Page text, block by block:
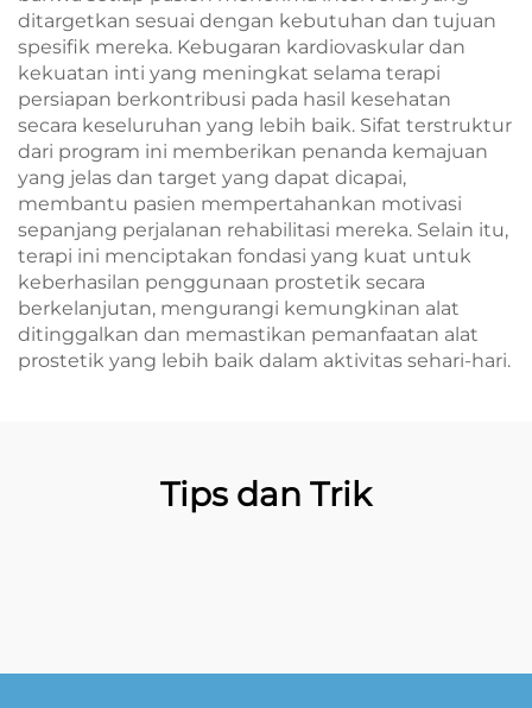
ditargetkan sesuai dengan kebutuhan dan tujuan
spesifik mereka. Kebugaran kardiovaskular dan
kekuatan inti yang meningkat selama terapi
persiapan berkontribusi pada hasil kesehatan
secara keseluruhan yang lebih baik. Sifat terstruktur
dari program ini memberikan penanda kemajuan
yang jelas dan target yang dapat dicapai,
membantu pasien mempertahankan motivasi
sepanjang perjalanan rehabilitasi mereka. Selain itu,
terapi ini menciptakan fondasi yang kuat untuk
keberhasilan penggunaan prostetik secara
berkelanjutan, mengurangi kemungkinan alat
ditinggalkan dan memastikan pemanfaatan alat
prostetik yang lebih baik dalam aktivitas sehari-hari.
Tips dan Trik